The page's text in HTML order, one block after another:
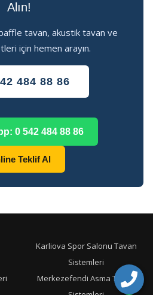
Alın!
tavan, akustik tavan ve
için hemen arayın.
484 88 86
0 542 484 88 86
Teklif Al
Karliova Spor Salonu Tavan
Sistemleri
Merkezefendi Asma Tavan